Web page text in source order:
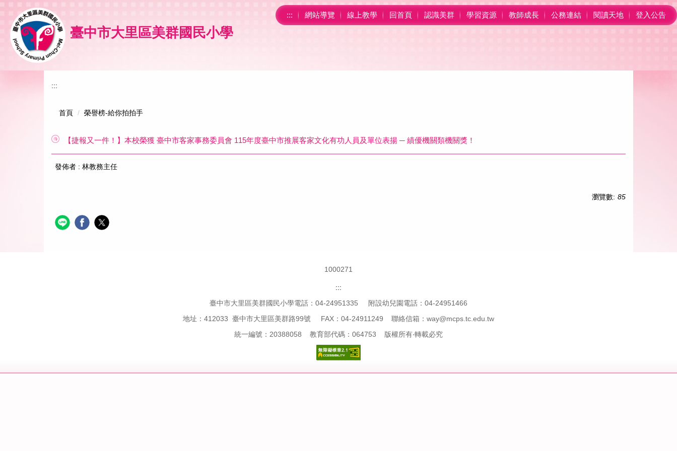
主
區
臺中市大里區美群國民小學
::: 網站導覽 線上教學 回首頁 認識美群 學習資源 教師成長 公務連結 閱讀天地 登入公告
:::
首頁 榮譽榜-給你拍拍手
【捷報又一件！】本校榮獲 臺中市客家事務委員會 115年度臺中市推展客家文化有功人員及單位表揚 ─ 績優機關類機關獎！
發佈者 : 林教務主任
瀏覽數: 85
1000271
:::
臺中市大里區美群國民小學電話：04-24951335 附設幼兒園電話：04-24951466
地址：412033 臺中市大里區美群路99號 FAX：04-24911249 聯絡信箱：way@mcps.tc.edu.tw
統一編號：20388058 教育部代碼：064753 版權所有‧轉載必究